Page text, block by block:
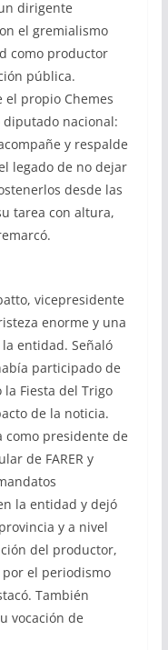
dirigente
el gremialismo
como productor
pública.
el propio Chemes
nacional:
y respalde
legado de no dejar
desde las
tarea con altura,
vicepresidente
enorme y una
entidad. Señaló
participado de
Fiesta del Trigo
de la noticia.
como presidente de
de FARER y
la entidad y dejó
y a nivel
del productor,
el periodismo
También
vocación de